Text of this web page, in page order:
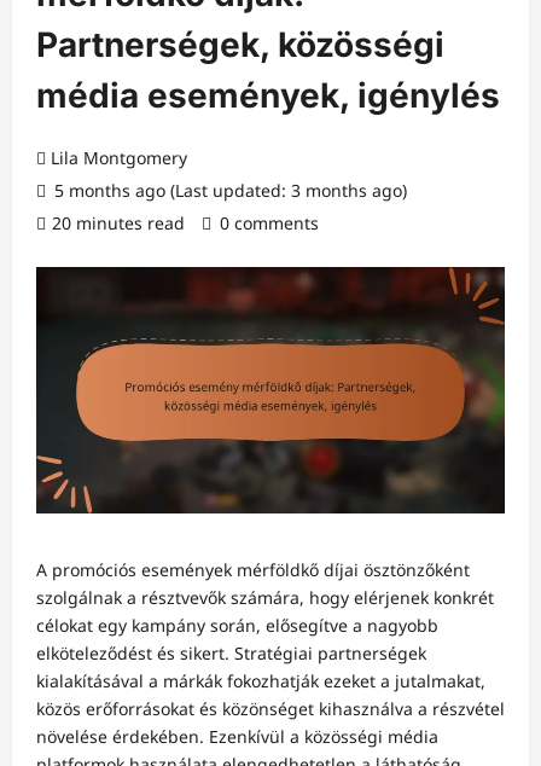
Partnerségek, közösségi
média események, igénylés
Lila Montgomery
5 months ago (Last updated: 3 months ago)
20 minutes read
0 comments
A promóciós események mérföldkő díjai ösztönzőként
szolgálnak a résztvevők számára, hogy elérjenek konkrét
célokat egy kampány során, elősegítve a nagyobb
elköteleződést és sikert. Stratégiai partnerségek
kialakításával a márkák fokozhatják ezeket a jutalmakat,
közös erőforrásokat és közönséget kihasználva a részvétel
növelése érdekében. Ezenkívül a közösségi média